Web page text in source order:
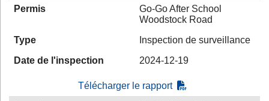
Permis
Go-Go After School
Woodstock Road
Type
Inspection de surveillance
Date de l'inspection
2024-12-19
Télécharger le rapport